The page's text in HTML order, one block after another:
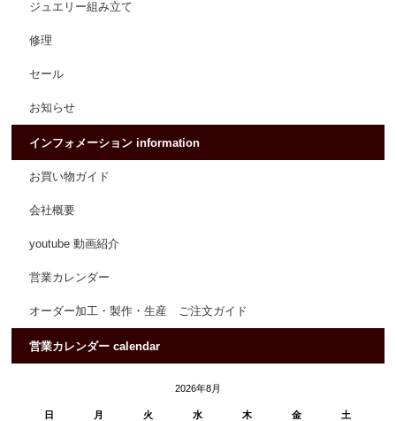
ジュエリー組み立て
修理
セール
お知らせ
インフォメーション information
お買い物ガイド
会社概要
youtube 動画紹介
営業カレンダー
オーダー加工・製作・生産 ご注文ガイド
営業カレンダー calendar
2026年8月
日 月 火 水 木 金 土